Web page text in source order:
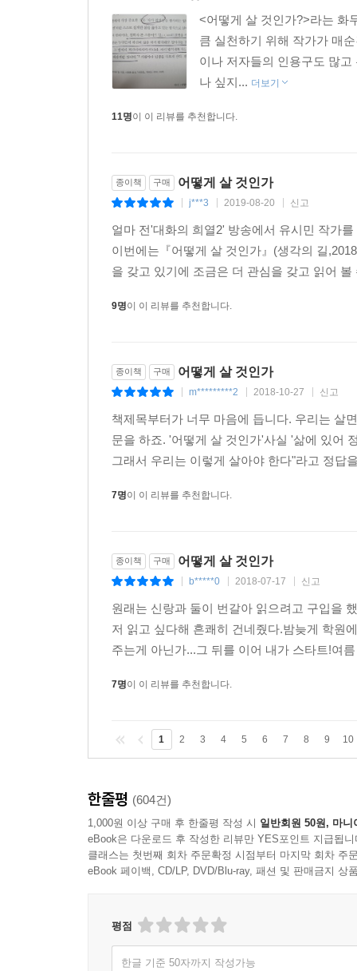
원래 정치 그 자체가 좋아서가 아니라 세상을 더
그러나 정치 ‘아래’와 정치 ‘너머’의 변화가 없
이제는 다른 방식으로 사회적 선을 추구하는
먹구름이 걷혔다. 해방감으로 가슴이 터질 것만 같
이 책은 진심으로 ‘나다운 인생’을 살고자 하는
3. 놀고 일하고 사랑하고 연대하라!
저자 유시민은 인생을 살아가는 가장 핵심적인
사는 것이 최고라는 생각은 더 좋은 사회제도와
행복을 다 누릴 수 없다. 타인의 고통과 기쁨에
[…] 진보의 낡은 고정관념을 버릴 때가 왔다. […]
내놓은 자발성을 발휘한다면 그 사람이 진보주의
일, 놀이, 사랑은 ‘삶의 위대한 세 영역’이다.
사랑만큼이나 본질적인 삶의 요소가 있다. 그
주장한다. 이기심과 이타심은 단순히 대립하는
나와 유전적으로 무관한 타인의 고통을 함께 느
자발성, 이 모두가 자연이 인간에게 준 재능이며
놀이, 사랑과 더불어 삶을 의미 있고 존엄하고
이곳의 행복이 그들의 것이리라!”(p.263~264)
한다. 비용이 들고 고생이 되는데도 그렇게 하면
4. 진보적 자유주의자, 유시민의 철학
복거일 등 공개적으로 자유주의를 주창하는 유명
‘파워라이터’들은 자유주의와 진보주의를 화합
결합될 수 있다고 주장한다. 다른 용어를 쓰자면
경제학, 사회학과 같은 인문사회과학과 함께 생
제18대 대통령 선거의 결과는 진보의 거듭되는
<어떻게 살 것인가?>라는 화
큼 실천하기 위해 작가가 매
이나 저자들의 인용구도 많
나 싶지... 더보기
11명이 이 리뷰를 추천합니다.
종이책 구매 어떻게 살 것인가
j***3 2019-08-20 신고
얼마 전'대화의 희열2' 방송에서 유시민 작가
이번에는『어떻게 살 것인가』(생각의 길
을 갖고 있기에 조금은 더 관심을 갖고 읽어
9명이 이 리뷰를 추천합니다.
종이책 구매 어떻게 살 것인가
m*********2 2018-10-27 신고
책제목부터가 너무 마음에 듭니다. 우리는 살
문을 하죠. '어떻게 살 것인가'사실 '삶에 있어
그래서 우리는 이렇게 살아야 한다"라고 정답
7명이 이 리뷰를 추천합니다.
종이책 구매 어떻게 살 것인가
b*****0 2018-07-17 신고
원래는 신랑과 둘이 번갈아 읽으려고 구입을
저 읽고 싶다해 흔쾌히 건네줬다.밤늦게 학원
주는게 아닌가...그 뒤를 이어 내가 스타트!여
7명이 이 리뷰를 추천합니다.
1 2 3 4 5 6 7 8 9 10
한줄평 (604건)
1,000원 이상 구매 후 한줄평 작성 시 일반회원 50원, 마니
eBook은 다운로드 후 작성한 리뷰만 YES포인트 지급됩니
클래스는 첫번째 회차 주문확정 시점부터 마지막 회차 주
eBook 페이백, CD/LP, DVD/Blu-ray, 패션 및 판매금지 상
평점
한글 기준 50자까지 작성가능